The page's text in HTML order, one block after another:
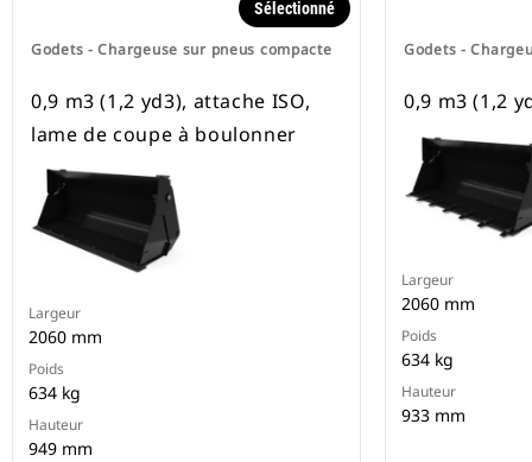
Godets - Chargeuse sur pneus compacte
Sélectionné
0,9 m3 (1,2 yd3), attache ISO,
lame de coupe à boulonner
Largeur
2060 mm
Poids
634 kg
Hauteur
949 mm
Godets -
0,9 m3 (1,2
Largeur
2060 mm
Poids
634 kg
Hauteur
933 mm